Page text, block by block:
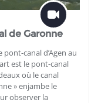
de Garonne
pont-canal d’Agen au
est le pont-canal
où le canal
» enjambe le
observer la